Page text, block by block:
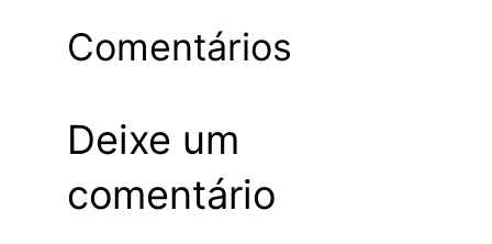
Comentários
Deixe um
comentário